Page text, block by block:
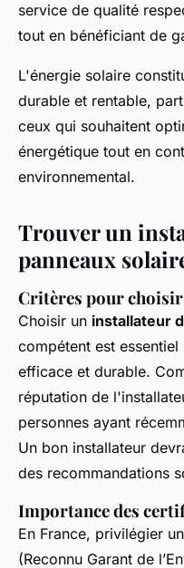
service de qualité
tout en bénéficiant de
L'énergie solaire
durable et rentable,
ceux qui souhaitent
énergétique tout en
environnemental.
Trouver un
panneaux
Critères pour
Choisir un installateur
compétent est
efficace et durable.
réputation de
personnes ayant
Un bon installateur
des recommandations
Importance des
En France, privilégier
(Reconnu Garant de